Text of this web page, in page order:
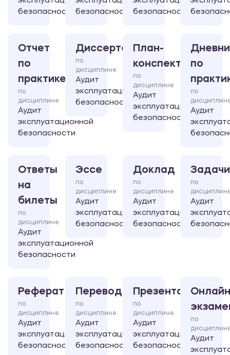
безопасности безопасности безопасности
Отчет
по
практике
по
дисциплине
Аудит
эксплуатационной
безопасности
Диссертация
по
дисциплине
Аудит
эксплуатационной
безопасности
План-
конспект
по
дисциплине
Аудит
эксплуатационной
безопасности
по
по
Аудит
Ответы
на
билеты
по
дисциплине
Аудит
эксплуатационной
безопасности
Эссе
по
дисциплине
Аудит
эксплуатационной
безопасности
Доклад
по
дисциплине
Аудит
эксплуатационной
безопасности
Задачи
по
Аудит
Реферат
по
дисциплине
Аудит
эксплуатационной
безопасности
Перевод
по
дисциплине
Аудит
эксплуатационной
безопасности
Презентация
по
дисциплине
Аудит
эксплуатационной
безопасности
по
Аудит